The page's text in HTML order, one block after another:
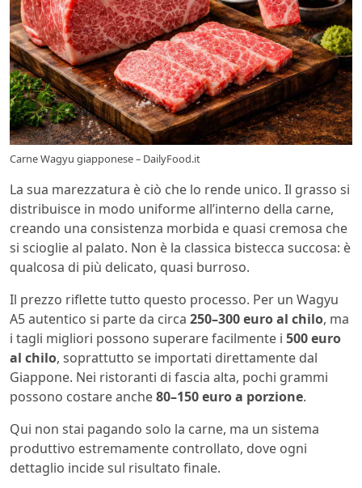
Carne Wagyu giapponese – DailyFood.it
La sua marezzatura è ciò che lo rende unico. Il grasso si
distribuisce in modo uniforme all’interno della carne,
creando una consistenza morbida e quasi cremosa che
si scioglie al palato. Non è la classica bistecca succosa: è
qualcosa di più delicato, quasi burroso.
Il prezzo riflette tutto questo processo. Per un Wagyu
A5 autentico si parte da circa 250–300 euro al chilo, ma
i tagli migliori possono superare facilmente i 500 euro
al chilo, soprattutto se importati direttamente dal
Giappone. Nei ristoranti di fascia alta, pochi grammi
possono costare anche80–150 euro a porzione.
Qui non stai pagando solo la carne, ma un sistema
produttivo estremamente controllato, dove ogni
dettaglio incide sul risultato finale.